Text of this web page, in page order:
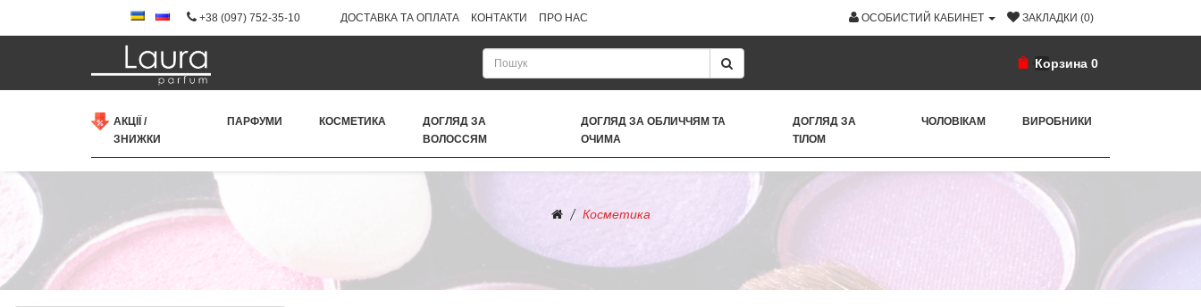
+38 (097) 752-35-10 ДОСТАВКА ТА ОПЛАТА КОНТАКТИ ПРО НАС ОСОБИСТИЙ КАБИНЕТ ЗАКЛАДКИ (0)
Корзина 0
АКЦІЇ /
ЗНИЖКИ
ПАРФУМИ КОСМЕТИКА
ДОГЛЯД ЗА
ВОЛОССЯМ
ДОГЛЯД ЗА ОБЛИЧЧЯМ ТА
ОЧИМА
ДОГЛЯД ЗА
ТІЛОМ
ЧОЛОВІКАМ ВИРОБНИКИ
Косметика